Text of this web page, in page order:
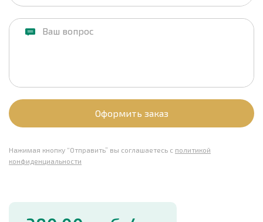
Оформить заказ
Нажимая кнопку “Отправить” вы соглашаетесь с политикой
конфиденциальности